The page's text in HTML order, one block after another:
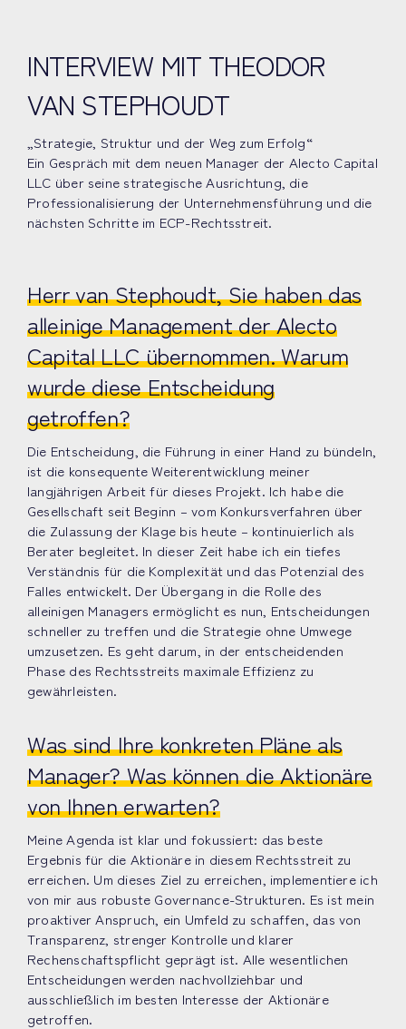
INTERVIEW MIT THEODOR
VAN STEPHOUDT
„Strategie, Struktur und der Weg zum Erfolg“
Ein Gespräch mit dem neuen Manager der Alecto Capital
LLC über seine strategische Ausrichtung, die
Professionalisierung der Unternehmensführung und die
nächsten Schritte im ECP-Rechtsstreit.
Herr van Stephoudt, Sie haben das
alleinige Management der Alecto
Capital LLC übernommen. Warum
wurde diese Entscheidung
getroffen?
Die Entscheidung, die Führung in einer Hand zu bündeln,
ist die konsequente Weiterentwicklung meiner
langjährigen Arbeit für dieses Projekt. Ich habe die
Gesellschaft seit Beginn – vom Konkursverfahren über
die Zulassung der Klage bis heute – kontinuierlich als
Berater begleitet. In dieser Zeit habe ich ein tiefes
Verständnis für die Komplexität und das Potenzial des
Falles entwickelt. Der Übergang in die Rolle des
alleinigen Managers ermöglicht es nun, Entscheidungen
schneller zu treffen und die Strategie ohne Umwege
umzusetzen. Es geht darum, in der entscheidenden
Phase des Rechtsstreits maximale Effizienz zu
gewährleisten.
Was sind Ihre konkreten Pläne als
Manager? Was können die Aktionäre
von Ihnen erwarten?
Meine Agenda ist klar und fokussiert: das beste
Ergebnis für die Aktionäre in diesem Rechtsstreit zu
erreichen. Um dieses Ziel zu erreichen, implementiere ich
von mir aus robuste Governance-Strukturen. Es ist mein
proaktiver Anspruch, ein Umfeld zu schaffen, das von
Transparenz, strenger Kontrolle und klarer
Rechenschaftspflicht geprägt ist. Alle wesentlichen
Entscheidungen werden nachvollziehbar und
ausschließlich im besten Interesse der Aktionäre
getroffen.